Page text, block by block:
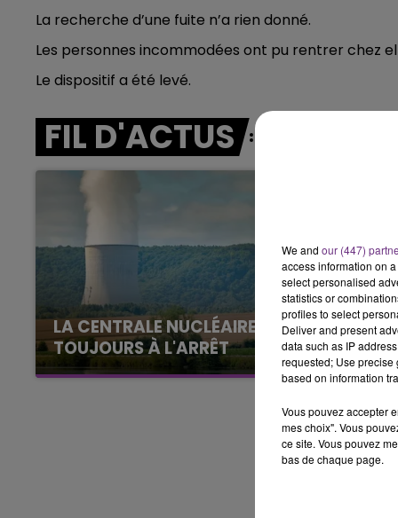
11h00 - 16h00
LE WEEK-END CHAMPAGNE FM
La recherche d’une fuite n’a rien donné.
Les personnes incommodées ont pu rentrer chez
Le dispositif a été levé.
FIL D'ACTUS
LA CENTRALE NUCLÉAIRE DE CHOOZ
TOUJOURS À L'ARRÊT
Cela fait déjà une semaine que la centrale
justifiée par la sécheresse intense qui est
We and our (447)
access information on
select personalised
statistics or
profiles to select
Deliver and present
data such as IP
requested; Use precise
based on information
Vous pouvez accepter
mes choix". Vous
ce site. Vous pouvez
bas de chaque page.